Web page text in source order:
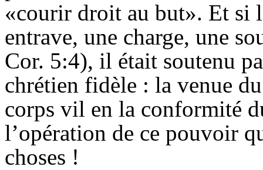
«courir droit au but». Et si
entrave, une charge, une
Cor. 5:4), il était soutenu
chrétien fidèle : la venue
corps vil en la conformité
l’opération de ce pouvoir
choses !